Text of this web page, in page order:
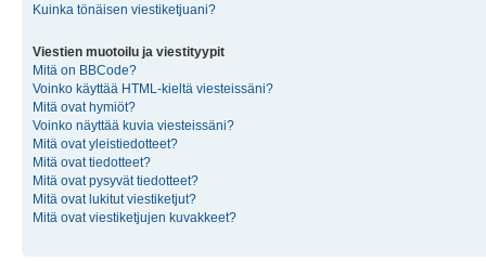
Kuinka tönäisen viestiketjuani?
Viestien muotoilu ja viestityypit
Mitä on BBCode?
Voinko käyttää HTML-kieltä viesteissäni?
Mitä ovat hymiöt?
Voinko näyttää kuvia viesteissäni?
Mitä ovat yleistiedotteet?
Mitä ovat tiedotteet?
Mitä ovat pysyvät tiedotteet?
Mitä ovat lukitut viestiketjut?
Mitä ovat viestiketjujen kuvakkeet?